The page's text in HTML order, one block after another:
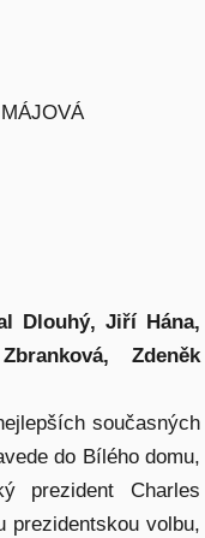
Dlouhý, Jiří Hána,
Zdeněk
současných
do Bílého domu,
prezident Charles
prezidentskou volbu,